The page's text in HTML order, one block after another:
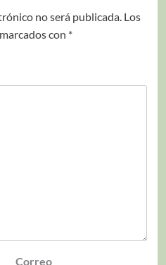
no será publicada. Los
con *
Correo